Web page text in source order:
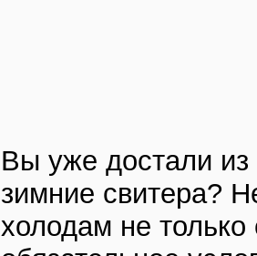
Вы уже достали
зимние свитера?
холодам не